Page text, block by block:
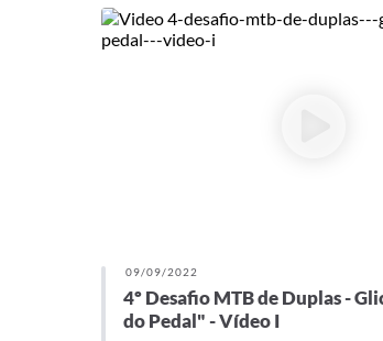
09/09/2022
4º Desafio MTB de Duplas -
do Pedal" - Vídeo I